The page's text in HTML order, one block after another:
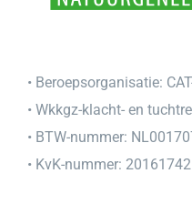
• Beroepsorganisatie:
• Wkkgz-klacht- en
• BTW-nummer:
• KvK-nummer: 20161742